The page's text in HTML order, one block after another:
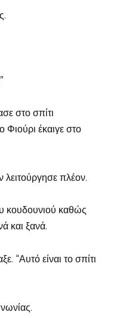
στο σπίτι
Φιούρι έκαιγε στο
πλέον.
κουδουνιού καθώς
και ξανά.
“Αυτό είναι το σπίτι